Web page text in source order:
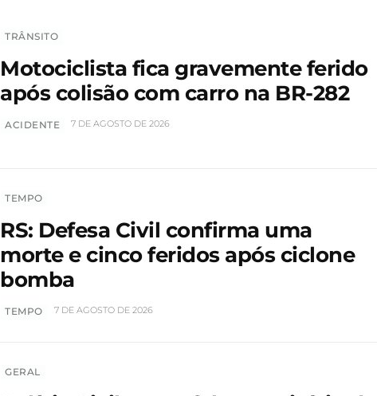
TRÂNSITO
Motociclista fica gravemente ferido
após colisão com carro na BR-282
ACIDENTE 7 DE AGOSTO DE 2026
TEMPO
RS: Defesa Civil confirma uma
morte e cinco feridos após ciclone
bomba
TEMPO 7 DE AGOSTO DE 2026
GERAL